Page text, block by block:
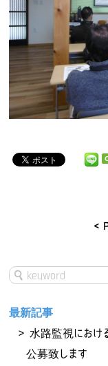
<
最新記事
水路監視にお
公募致します